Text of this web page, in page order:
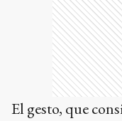
El gesto, que